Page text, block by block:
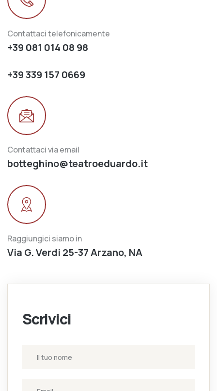
Contattaci telefonicamente
+39 081 014 08 98
+39 339 157 0669
Contattaci via email
botteghino@teatroeduardo.it
Raggiungici siamo in
Via G. Verdi 25-37 Arzano, NA
Scrivici